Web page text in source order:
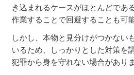
き込まれるケースがほとんどであ
作業することで回避することも可
しかし、本物と見分けがつかない
いるため、しっかりとした対策を
犯罪から身を守れない場合がありま